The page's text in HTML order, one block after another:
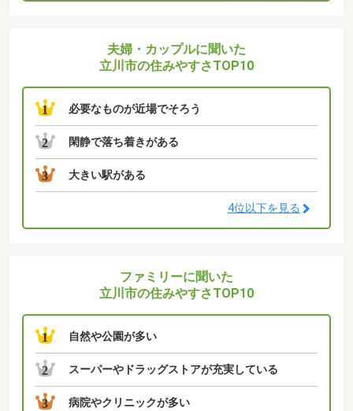
夫婦・カップルに聞いた
立川市の住みやすさTOP10
1 必要なものが近場でそろう
2 閑静で落ち着きがある
3 大きい駅がある
4位以下を見る
ファミリーに聞いた
立川市の住みやすさTOP10
1 自然や公園が多い
2 スーパーやドラッグストアが充実している
3 病院やクリニックが多い